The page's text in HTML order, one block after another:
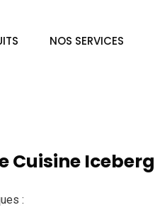
NOS SERVICES
Cuisine Iceberg
: